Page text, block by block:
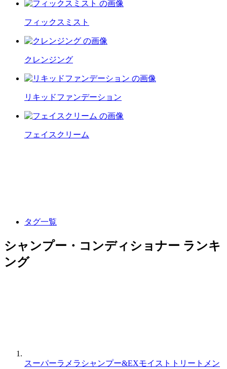
フィックスミスト
クレンジング
リキッドファンデーション
フェイスクリーム
タグ一覧
シャンプー・コンディショナー ランキ
ング
スーパーラメラシャンプー&EXモイストトリートメン